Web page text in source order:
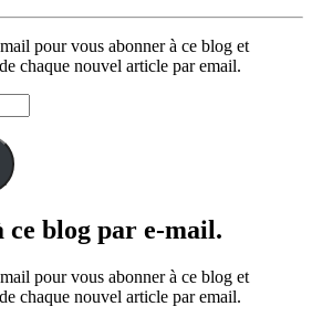
pour vous abonner à ce blog et
chaque nouvel article par email.
ce blog par e-mail.
pour vous abonner à ce blog et
chaque nouvel article par email.